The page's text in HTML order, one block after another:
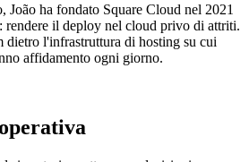
João ha fondato Square Cloud nel 2021
rendere il deploy nel cloud privo di attriti.
dietro l'infrastruttura di hosting su cui
affidamento ogni giorno.